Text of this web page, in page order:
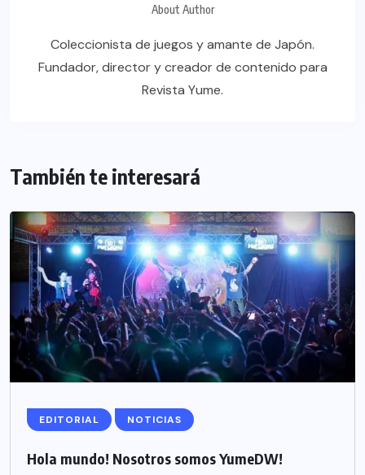
About Author
Coleccionista de juegos y amante de Japón.
Fundador, director y creador de contenido para
Revista Yume.
También te interesará
EDITORIAL NOTICIAS
Hola mundo! Nosotros somos YumeDW!